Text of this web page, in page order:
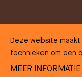
Deze website
technieken om een
MEER INFORMATIE